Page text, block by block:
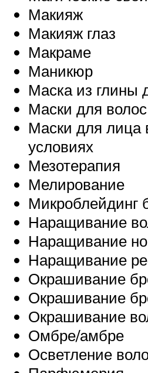
Макияж
Макияж глаз
Макраме
Маникюр
Маска из глины
Маски для волос
Маски для
условиях
Мезотерапия
Мелирование
Микроблейдинг
Наращивание
Наращивание
Наращивание
Окрашивание
Окрашивание
Окрашивание
Омбре/амбре
Осветление